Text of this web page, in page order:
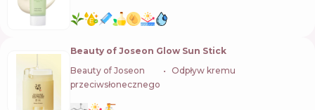
Beauty of Joseon Glow Sun Stick
Beauty of Joseon
Odpływ kremu
przeciwsłonecznego